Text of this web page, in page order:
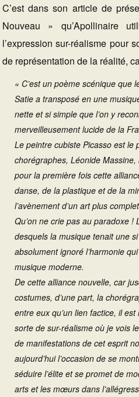
C’est dans son article de
Nouveau » qu’Apollinaire
l’expression sur-réalisme pour
de représentation de la réalité,
« C’est un poème scénique que
Satie a transposé en une
nette et si simple que l’on y
merveilleusement lucide de la
Le peintre cubiste Picasso est le
chorégraphes, Léonide Massine,
pour la première fois cette
danse, de la plastique et de la
l’avènement d’un art plus
Qu’on ne crie pas au paradoxe !
desquels la musique tenait une
absolument ignoré l’harmonie
musique moderne.
De cette alliance nouvelle, car
costumes, d’une part, la
entre eux qu’un lien factice, il
sorte de sur-réalisme où je vois
de manifestations de cet esprit
aujourd’hui l’occasion de se
séduire l’élite et se promet de
arts et les mœurs dans